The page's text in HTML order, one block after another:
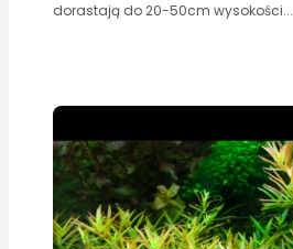
dorastają do 20-50cm wysokości...